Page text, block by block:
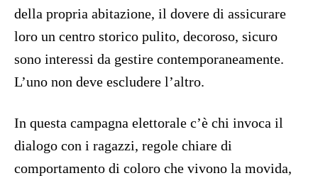
della propria abitazione, il dovere di assicurare
loro un centro storico pulito, decoroso, sicuro
sono interessi da gestire contemporaneamente.
L’uno non deve escludere l’altro.
In questa campagna elettorale c’è chi invoca il
dialogo con i ragazzi, regole chiare di
comportamento di coloro che vivono la movida,